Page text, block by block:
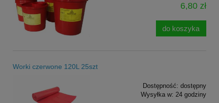
6,80 zł
do koszyka
Worki czerwone 120L 25szt
Dostępność: dostępny
Wysyłka w: 24 godziny